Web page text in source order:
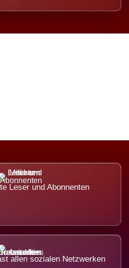
Leser und Abonnenten
allen sozialen Netzwerken